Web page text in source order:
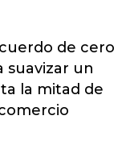
de cero
suavizar un
la mitad de